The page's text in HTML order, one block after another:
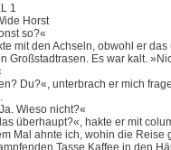
1
Horst
so?«
mit den Achseln, obwohl er
Großstadtrasen. Es war kalt.
Du?«, unterbrach er mich
Wieso nicht?«
überhaupt?«, hakte er mit
Mal ahnte ich, wohin die
Tasse Kaffee in den